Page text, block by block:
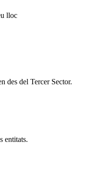
lloc
des del Tercer Sector.
entitats.